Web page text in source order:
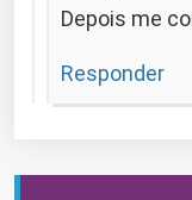
Depois me
Responder